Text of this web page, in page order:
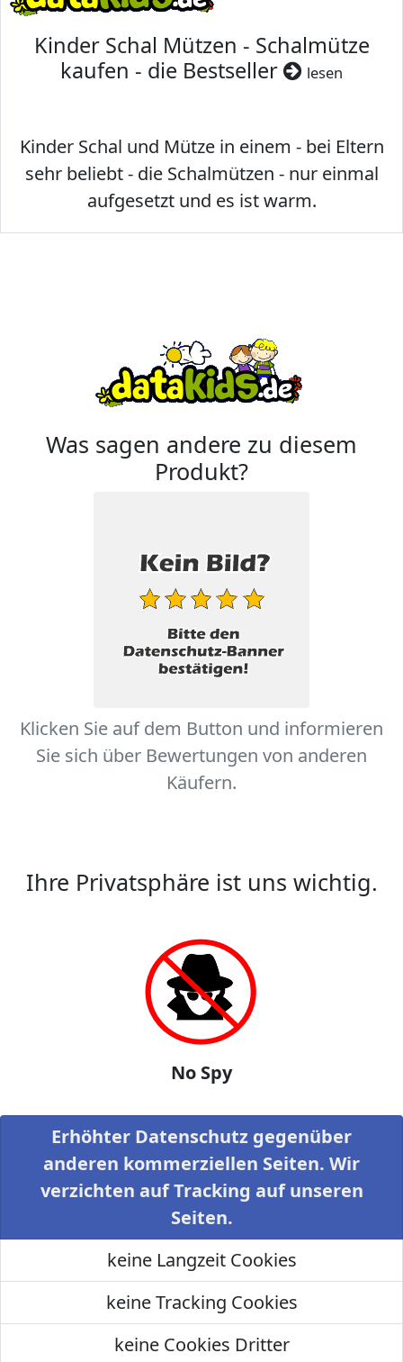
Kinder Schal Mützen - Schalmütze
kaufen - die Bestseller
lesen
Kinder Schal und Mütze in einem - bei Eltern
sehr beliebt - die Schalmützen - nur einmal
aufgesetzt und es ist warm.
Was sagen andere zu diesem
Produkt?
Klicken Sie auf dem Button und informieren
Sie sich über Bewertungen von anderen
Käufern.
Ihre Privatsphäre ist uns wichtig.
No Spy
Erhöhter Datenschutz gegenüber
anderen kommerziellen Seiten. Wir
verzichten auf Tracking auf unseren
Seiten.
keine Langzeit Cookies
keine Tracking Cookies
keine Cookies Dritter